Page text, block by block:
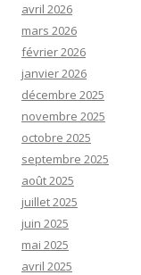
avril 2026
mars 2026
février 2026
janvier 2026
décembre 2025
novembre 2025
octobre 2025
septembre 2025
août 2025
juillet 2025
juin 2025
mai 2025
avril 2025